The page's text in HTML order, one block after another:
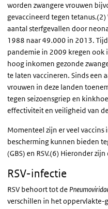
worden zwangere vrouwen
gevaccineerd tegen
aantal sterfgevallen door
1988 naar 49.000 in 2013.
pandemie in 2009 kregen ook
hoog inkomen gezonde
te laten vaccineren. Sinds een
vrouwen in deze landen
tegen seizoensgriep en
effectiviteit en veiligheid van
Momenteel zijn er veel
bescherming kunnen bieden
(GBS) en RSV.(6) Hieronder
RSV-infectie
RSV behoort tot de
verschillen in het oppervlakte-